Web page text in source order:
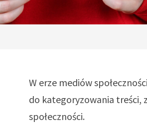
W erze mediów
do kategoryzowania treści,
społeczności.